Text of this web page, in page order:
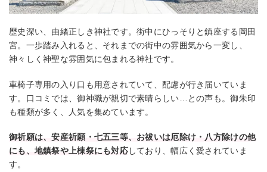
歴史深い、由緒正しき神社です。街中にひっそりと鎮座する岡田
宮。一歩踏み入れると、それまでの街中の雰囲気から一変し、
神々しく神聖な雰囲気に包まれる神社です。
車椅子専用の入り口も用意されていて、配慮が行き届いていま
す。口コミでは、御神職が親切で素晴らしい…との声も。御朱印
も種類が多く、人気を集めています。
御祈願は、安産祈願・七五三等、お祓いは厄除け・八方除けの他
にも、地鎮祭や上棟祭にも対応しており、幅広く愛されていま
す。